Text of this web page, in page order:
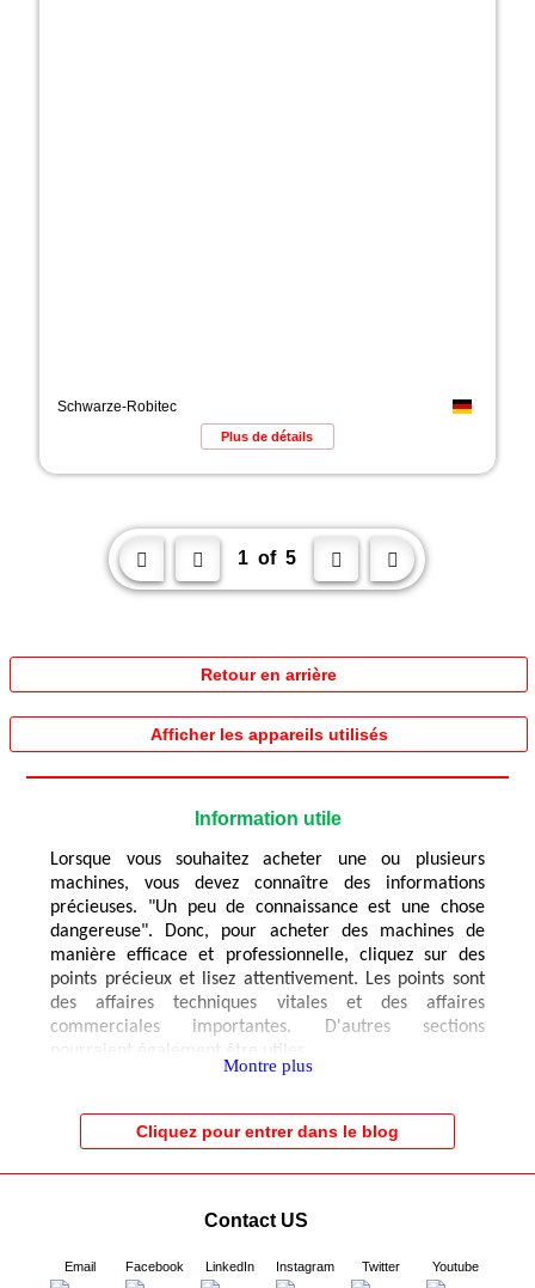
Schwarze-Robitec
Plus de détails
  1 of5  
Retour en arrière
Afficher les appareils utilisés
Information utile
Lorsque vous souhaitez acheter une ou plusieurs
machines, vous devez connaître des informations
précieuses. "Un peu de connaissance est une chose
dangereuse". Donc, pour acheter des machines de
manière efficace et professionnelle, cliquez sur des
points précieux et lisez attentivement. Les points sont
des affaires techniques vitales et des affaires
commerciales importantes. D'autres sections
pourraient également être utiles.
Montre plus
Cliquez pour entrer dans le blog
Contact US
Email Facebook LinkedIn Instagram Twitter Youtube